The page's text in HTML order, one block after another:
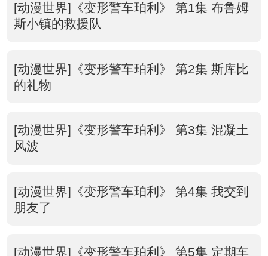
[动漫世界]《变形警车珀利》 第1集 布鲁姆
斯小镇的救援队
[动漫世界]《变形警车珀利》 第2集 斯库比
的礼物
[动漫世界]《变形警车珀利》 第3集 混凝土
风波
[动漫世界]《变形警车珀利》 第4集 我交到
朋友了
[动漫世界]《变形警车珀利》 第5集 定期车